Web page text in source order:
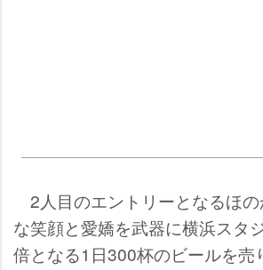
2人目のエントリーとなるほの
な笑顔と愛嬌を武器に横浜スタ
倍となる1日300杯のビールを売